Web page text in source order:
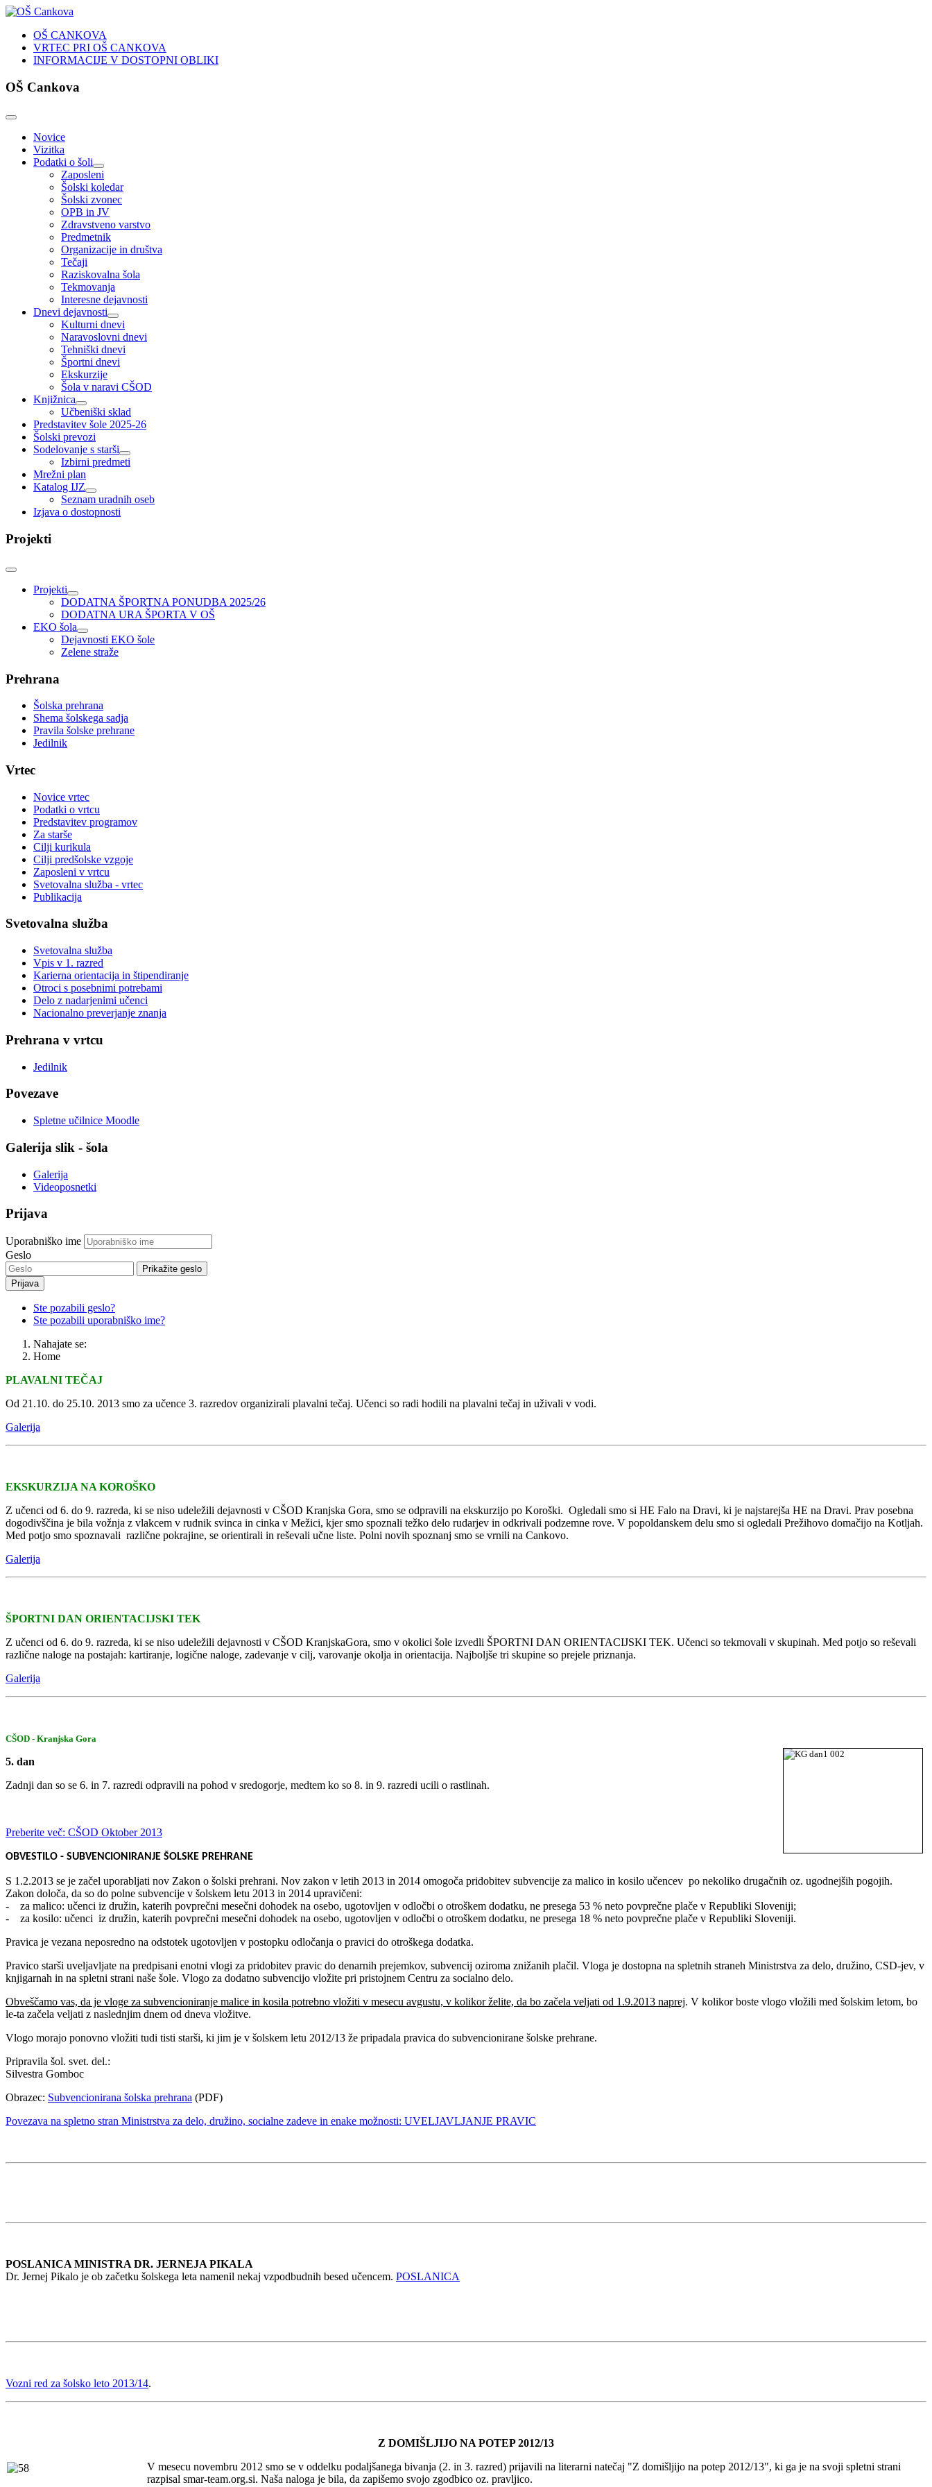
OŠ CANKOVA
VRTEC PRI OŠ CANKOVA
INFORMACIJE V DOSTOPNI OBLIKI
OŠ Cankova
Novice
Vizitka
Podatki o šoli
Zaposleni
Šolski koledar
Šolski zvonec
OPB in JV
Zdravstveno varstvo
Predmetnik
Organizacije in društva
Tečaji
Raziskovalna šola
Tekmovanja
Interesne dejavnosti
Dnevi dejavnosti
Kulturni dnevi
Naravoslovni dnevi
Tehniški dnevi
Športni dnevi
Ekskurzije
Šola v naravi CŠOD
Knjižnica
Učbeniški sklad
Predstavitev šole 2025-26
Šolski prevozi
Sodelovanje s starši
Izbirni predmeti
Mrežni plan
Katalog IJZ
Seznam uradnih oseb
Izjava o dostopnosti
Projekti
Projekti
DODATNA ŠPORTNA PONUDBA 2025/26
DODATNA URA ŠPORTA V OŠ
EKO šola
Dejavnosti EKO šole
Zelene straže
Prehrana
Šolska prehrana
Shema šolskega sadja
Pravila šolske prehrane
Jedilnik
Vrtec
Novice vrtec
Podatki o vrtcu
Predstavitev programov
Za starše
Cilji kurikula
Cilji predšolske vzgoje
Zaposleni v vrtcu
Svetovalna služba - vrtec
Publikacija
Svetovalna služba
Svetovalna služba
Vpis v 1. razred
Karierna orientacija in štipendiranje
Otroci s posebnimi potrebami
Delo z nadarjenimi učenci
Nacionalno preverjanje znanja
Prehrana v vrtcu
Jedilnik
Povezave
Spletne učilnice Moodle
Galerija slik - šola
Galerija
Videoposnetki
Prijava
Uporabniško ime
Geslo
Prikažite geslo
Prijava
Ste pozabili geslo?
Ste pozabili uporabniško ime?
Nahajate se:
Home
PLAVALNI TEČAJ
Od 21.10. do 25.10. 2013 smo za učence 3. razredov organizirali plavalni tečaj. Učenci so radi hodili na plavalni tečaj in uživali v vodi.
Galerija
EKSKURZIJA NA KOROŠKO
Z učenci od 6. do 9. razreda, ki se niso udeležili dejavnosti v CŠOD Kranjska Gora, smo se odpravili na ekskurzijo po Koroški. Ogledali smo si HE Falo na Dravi, ki je najstarejša HE na Dravi. Prav posebna
dogodivščina je bila vožnja z vlakcem v rudnik svinca in cinka v Mežici, kjer smo spoznali težko delo rudarjev in odkrivali podzemne rove. V popoldanskem delu smo si ogledali Prežihovo domačijo na Kotljah.
Med potjo smo spoznavali različne pokrajine, se orientirali in reševali učne liste. Polni novih spoznanj smo se vrnili na Cankovo.
Galerija
ŠPORTNI DAN ORIENTACIJSKI TEK
Z učenci od 6. do 9. razreda, ki se niso udeležili dejavnosti v CŠOD KranjskaGora, smo v okolici šole izvedli ŠPORTNI DAN ORIENTACIJSKI TEK. Učenci so tekmovali v skupinah. Med potjo so reševali
različne naloge na postajah: kartiranje, logične naloge, zadevanje v cilj, varovanje okolja in orientacija. Najboljše tri skupine so prejele priznanja.
Galerija
CŠOD - Kranjska Gora
5. dan
Zadnji dan so se 6. in 7. razredi odpravili na pohod v sredogorje, medtem ko so 8. in 9. razredi ucili o rastlinah.
Preberite več: CŠOD Oktober 2013
OBVESTILO - SUBVENCIONIRANJE ŠOLSKE PREHRANE
S 1.2.2013 se je začel uporabljati nov Zakon o šolski prehrani. Nov zakon v letih 2013 in 2014 omogoča pridobitev subvencije za malico in kosilo učencev po nekoliko drugačnih oz. ugodnejših pogojih.
Zakon določa, da so do polne subvencije v šolskem letu 2013 in 2014 upravičeni:
- za malico: učenci iz družin, katerih povprečni mesečni dohodek na osebo, ugotovljen v odločbi o otroškem dodatku, ne presega 53 % neto povprečne plače v Republiki Sloveniji;
- za kosilo: učenci iz družin, katerih povprečni mesečni dohodek na osebo, ugotovljen v odločbi o otroškem dodatku, ne presega 18 % neto povprečne plače v Republiki Sloveniji.
Pravica je vezana neposredno na odstotek ugotovljen v postopku odločanja o pravici do otroškega dodatka.
Pravico starši uveljavljate na predpisani enotni vlogi za pridobitev pravic do denarnih prejemkov, subvencij oziroma znižanih plačil. Vloga je dostopna na spletnih straneh Ministrstva za delo, družino, CSD-jev, v
knjigarnah in na spletni strani naše šole. Vlogo za dodatno subvencijo vložite pri pristojnem Centru za socialno delo.
Obveščamo vas, da je vloge za subvencioniranje malice in kosila potrebno vložiti v mesecu avgustu, v kolikor želite, da bo začela veljati od 1.9.2013 naprej. V kolikor boste vlogo vložili med šolskim letom, bo
le-ta začela veljati z naslednjim dnem od dneva vložitve.
Vlogo morajo ponovno vložiti tudi tisti starši, ki jim je v šolskem letu 2012/13 že pripadala pravica do subvencionirane šolske prehrane.
Pripravila šol. svet. del.:
Silvestra Gomboc
Obrazec: Subvencionirana šolska prehrana (PDF)
Povezava na spletno stran Ministrstva za delo, družino, socialne zadeve in enake možnosti: UVELJAVLJANJE PRAVIC
POSLANICA MINISTRA DR. JERNEJA PIKALA
Dr. Jernej Pikalo je ob začetku šolskega leta namenil nekaj vzpodbudnih besed učencem. POSLANICA
Vozni red za šolsko leto 2013/14.
Z DOMIŠLJIJO NA POTEP 2012/13
V mesecu novembru 2012 smo se v oddelku podaljšanega bivanja (2. in 3. razred) prijavili na literarni natečaj "Z domišljijo na potep 2012/13", ki ga je na svoji spletni strani
razpisal smar-team.org.si. Naša naloga je bila, da zapišemo svojo zgodbico oz. pravljico.